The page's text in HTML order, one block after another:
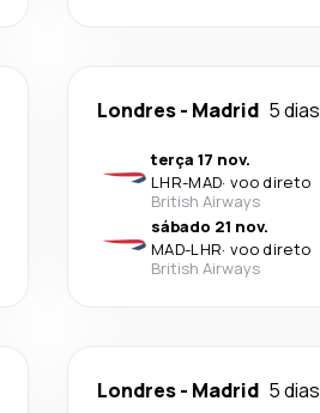
Londres- Madrid 5 dias
terça 17 nov.
LHR-MAD· voo direto
British Airways
sábado 21 nov.
MAD-LHR· voo direto
British Airways
Londres- Madrid 5 dias